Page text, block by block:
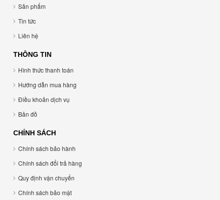
Sản phẩm
Tin tức
Liên hệ
THÔNG TIN
Hình thức thanh toán
Hướng dẫn mua hàng
Điều khoản dịch vụ
Bản đồ
CHÍNH SÁCH
Chính sách bảo hành
Chính sách đổi trả hàng
Quy định vận chuyển
Chính sách bảo mật